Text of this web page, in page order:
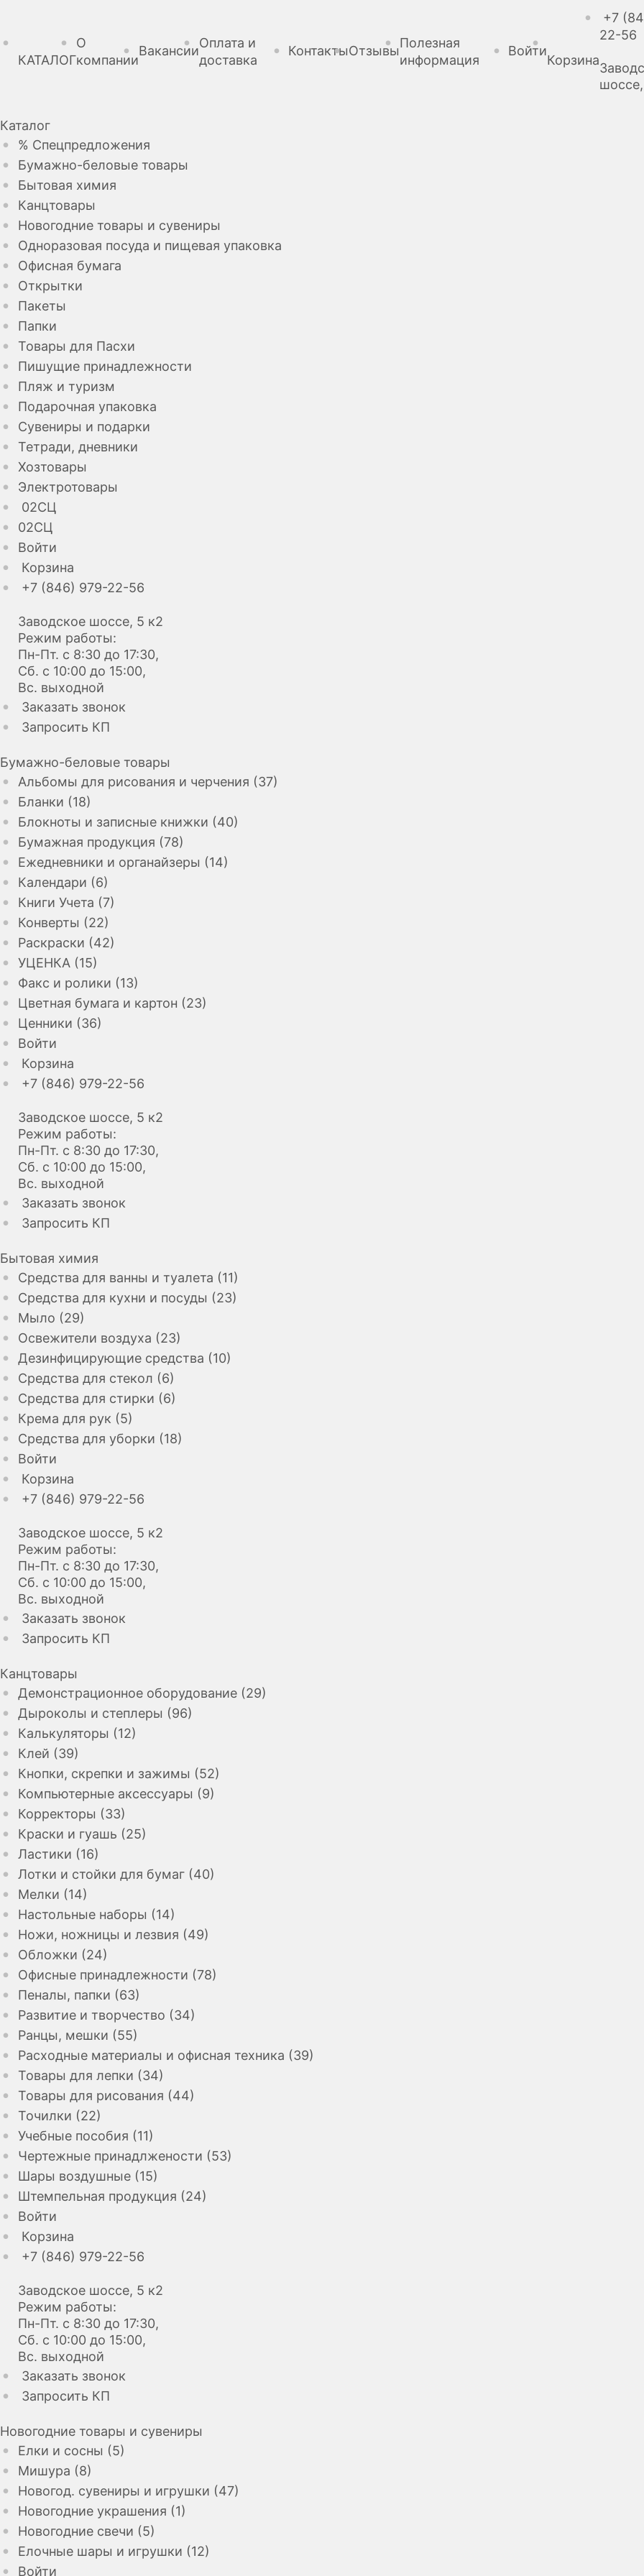
КАТАЛОГ
О
компании
Вакансии
Оплата и
доставка
КонтактыОтзывы
Полезная
информация
Войти
Корзина
+7
22-56
Каталог
% Спецпредложения
Бумажно-беловые товары
Бытовая химия
Канцтовары
Новогодние товары и сувениры
Одноразовая посуда и пищевая упаковка
Офисная бумага
Открытки
Пакеты
Папки
Товары для Пасхи
Пишущие принадлежности
Пляж и туризм
Подарочная упаковка
Сувениры и подарки
Тетради, дневники
Хозтовары
Электротовары
02СЦ
02СЦ
Войти
Корзина
+7 (846) 979-22-56
Заводское шоссе, 5 к2
Режим работы:
Пн-Пт. с 8:30 до 17:30,
Сб. с 10:00 до 15:00,
Вс. выходной
Заказать звонок
Запросить КП
Бумажно-беловые товары
Альбомы для рисования и черчения (37)
Бланки (18)
Блокноты и записные книжки (40)
Бумажная продукция (78)
Ежедневники и органайзеры (14)
Календари (6)
Книги Учета (7)
Конверты (22)
Раскраски (42)
УЦЕНКА (15)
Факс и ролики (13)
Цветная бумага и картон (23)
Ценники (36)
Войти
Корзина
+7 (846) 979-22-56
Заводское шоссе, 5 к2
Режим работы:
Пн-Пт. с 8:30 до 17:30,
Сб. с 10:00 до 15:00,
Вс. выходной
Заказать звонок
Запросить КП
Бытовая химия
Средства для ванны и туалета (11)
Средства для кухни и посуды (23)
Мыло (29)
Освежители воздуха (23)
Дезинфицирующие средства (10)
Средства для стекол (6)
Средства для стирки (6)
Крема для рук (5)
Средства для уборки (18)
Войти
Корзина
+7 (846) 979-22-56
Заводское шоссе, 5 к2
Режим работы:
Пн-Пт. с 8:30 до 17:30,
Сб. с 10:00 до 15:00,
Вс. выходной
Заказать звонок
Запросить КП
Канцтовары
Демонстрационное оборудование (29)
Дыроколы и степлеры (96)
Калькуляторы (12)
Клей (39)
Кнопки, скрепки и зажимы (52)
Компьютерные аксессуары (9)
Корректоры (33)
Краски и гуашь (25)
Ластики (16)
Лотки и стойки для бумаг (40)
Мелки (14)
Настольные наборы (14)
Ножи, ножницы и лезвия (49)
Обложки (24)
Офисные принадлежности (78)
Пеналы, папки (63)
Развитие и творчество (34)
Ранцы, мешки (55)
Расходные материалы и офисная техника (39)
Товары для лепки (34)
Товары для рисования (44)
Точилки (22)
Учебные пособия (11)
Чертежные принадлжености (53)
Шары воздушные (15)
Штемпельная продукция (24)
Войти
Корзина
+7 (846) 979-22-56
Заводское шоссе, 5 к2
Режим работы:
Пн-Пт. с 8:30 до 17:30,
Сб. с 10:00 до 15:00,
Вс. выходной
Заказать звонок
Запросить КП
Новогодние товары и сувениры
Елки и сосны (5)
Мишура (8)
Новогод. сувениры и игрушки (47)
Новогодние украшения (1)
Новогодние свечи (5)
Елочные шары и игрушки (12)
Войти